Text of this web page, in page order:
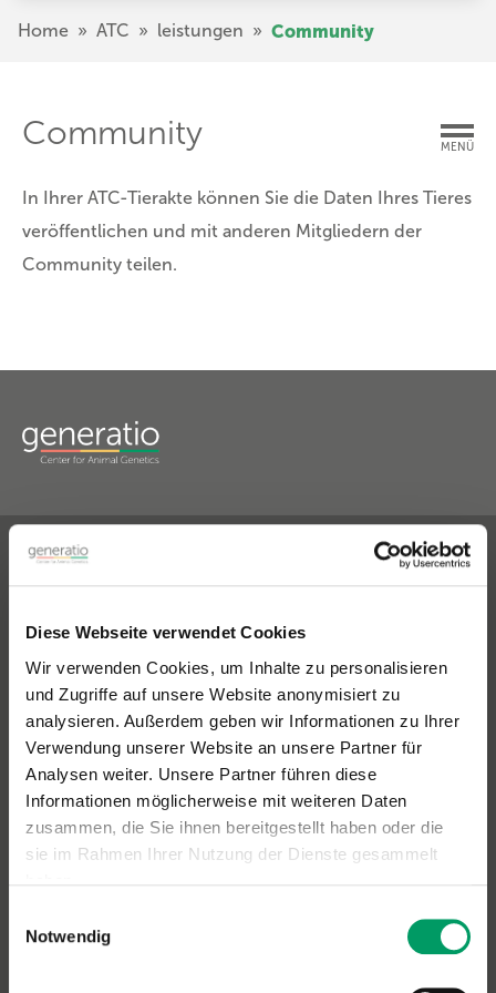
Diese Webseite verwendet Cookies
Wir verwenden Cookies, um Inhalte zu personalisieren
und Zugriffe auf unsere Website anonymisiert zu
analysieren. Außerdem geben wir Informationen zu Ihrer
Verwendung unserer Website an unsere Partner für
Analysen weiter. Unsere Partner führen diese
Informationen möglicherweise mit weiteren Daten
zusammen, die Sie ihnen bereitgestellt haben oder die
sie im Rahmen Ihrer Nutzung der Dienste gesammelt
Impressum
Notwendig
zumHome » ATC » leistungen » Community
MENÜ
Community
In Ihrer ATC-Tierakte können Sie die Daten Ihres Tieres
veröffentlichen und mit anderen Mitgliedern der
Community teilen.
Kontakt & Versandadresse
Generatio GmbH
Blumenstr. 49
D-69115 Heidelberg
Anfragen zurHundediagnostik
Telefon: +49(0)6221-389 353 0
Telefax:+49(0)6221-389 353 1
E-Mail: generatio Heidelberg »
Kontakt Pferdediagnostik